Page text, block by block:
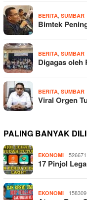
BERITA SUMBAR
Bimtek
BERITA SUMBAR
Digagas oleh
BERITA SUMBAR
Viral Orgen
PALING BANYAK
EKONOMI
17 Pinjol
EKONOMI